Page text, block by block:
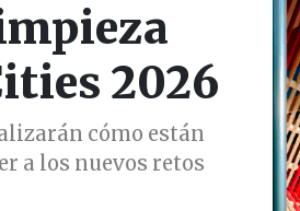
2026
cómo están
a los nuevos retos